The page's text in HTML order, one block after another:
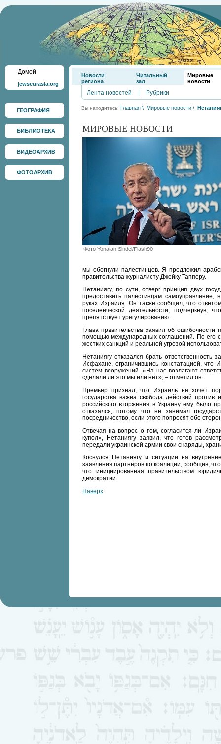
Домой
jewseurasia.org
ГЕОГРАФИЯ
БИБЛИОТЕКА
ВИДЕОАРХИВ
ФОТОАРХИВ
Новости
региона
Читальный
зал
Мировые
новости
Лента новостей Рубрики
Вы находитесь: Главная \ Мировые новости \
МИРОВЫЕ НОВОСТИ
Фото Yonatan Sindel/Flash90
мы обогнули палестинцев. Я предложил
правительства журналисту Джейку Тапперу.
Нетаниягу, по сути, отверг принцип двух
предоставить палестинцам самоуправление,
руках Израиля. Он также сообщил, что
поселенческой деятельности, подчеркнув,
препятствует урегулированию.
Глава правительства заявил об
помощью международных соглашений. По его
жестких санкций и реальной угрозой
Нетаниягу отказался брать ответственность
Исфахане, ограничившись констатацией,
систем вооружений. «На нас возлагают
сделали ли это мы или нет», – отметил он.
Премьер признал, что Израиль не хочет
государства важна свобода действий
российского вторжения в Украину ему было
отказался, потому что не занимал
посредничество, если этого попросят обе
Отвечая на вопрос о том, согласится ли
купол», Нетаниягу заявил, что готов
передали украинской армии свои снаряды,
Коснулся Нетаниягу и ситуации на
заявления партнеров по коалиции, сообщив,
что инициированная правительством
демократии.
Наверх